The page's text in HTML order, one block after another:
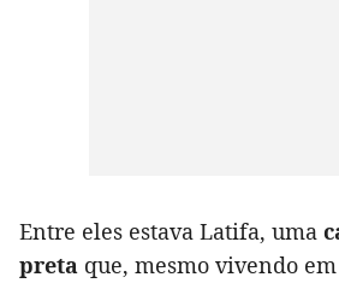
Entre eles estava Latifa, uma
preta que, mesmo vivendo